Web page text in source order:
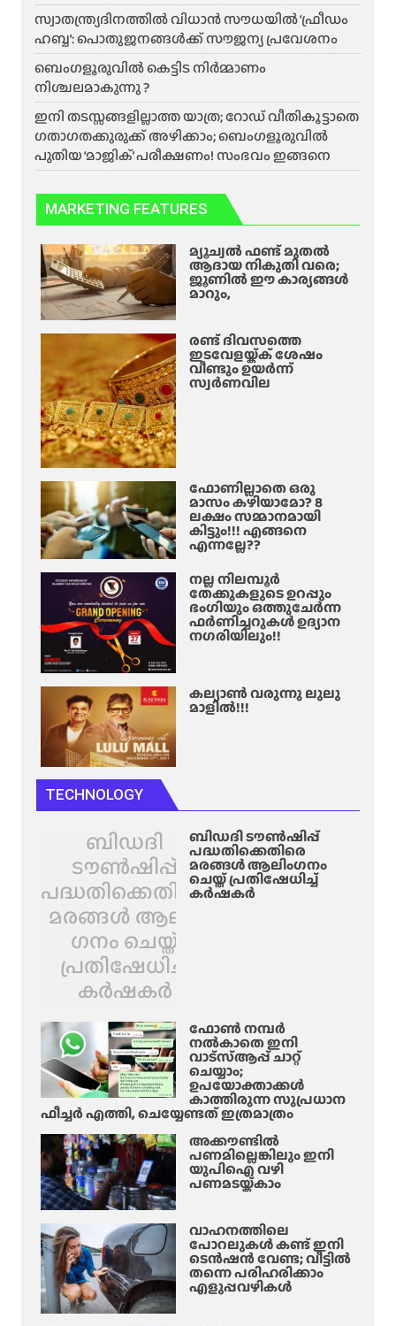
സ്വാതന്ത്ര്യദിനത്തിൽ വിധാൻ സൗധയിൽ ‘ഫ്രീഡം
ഹബ്ബ’: പൊതുജനങ്ങൾക്ക് സൗജന്യ പ്രവേശനം
ബെംഗളൂരുവിൽ കെട്ടിട നിർമ്മാണം
നിശ്ചലമാകുന്നു ?
ഇനി തടസ്സങ്ങളില്ലാത്ത യാത്ര; റോഡ് വീതികൂട്ടാതെ
ഗതാഗതക്കുരുക്ക് അഴിക്കാം; ബെംഗളൂരുവിൽ
പുതിയ ‘മാജിക്’ പരീക്ഷണം! സംഭവം ഇങ്ങനെ
MARKETING FEATURES
മ്യൂച്വൽ ഫണ്ട് മുതൽ
ആദായ നികുതി വരെ;
ജൂണിൽ ഈ കാര്യങ്ങൾ
മാറും,
രണ്ട് ദിവസത്തെ
ഇടവേളയ്ക്ക് ശേഷം
വീണ്ടും ഉയർന്ന്
സ്വർണവില
ഫോണില്ലാതെ ഒരു
മാസം കഴിയാമോ? 8
ലക്ഷം സമ്മാനമായി
കിട്ടും!!! എങ്ങനെ
എന്നല്ലേ??
നല്ല നിലമ്പൂർ
തേക്കുകളുടെ ഉറപ്പും
ഭംഗിയും ഒത്തുചേർന്ന
ഫർണിച്ചറുകൾ ഉദ്യാന
നഗരിയിലും!!
കല്യാൺ വരുന്നു ലുലു
മാളിൽ!!!
TECHNOLOGY
ബിഡദി
ടൗൺഷിപ്പ്
പദ്ധതിക്കെതിരെ
മരങ്ങൾ ആലിം​
ഗനം ചെയ്ത്
പ്രതിഷേധിച്ച്
കർഷകർ
ബിഡദി ടൗൺഷിപ്പ്
പദ്ധതിക്കെതിരെ
മരങ്ങൾ ആലിം​ഗനം
ചെയ്ത് പ്രതിഷേധിച്ച്
കർഷകർ
ഫോൺ നമ്പർ
നൽകാതെ ഇനി
വാട്‌സ്ആപ്പ് ചാറ്റ്
ചെയ്യാം;
ഉപയോക്താക്കൾ
കാത്തിരുന്ന സുപ്രധാന
ഫീച്ചർ എത്തി, ചെയ്യേണ്ടത് ഇത്രമാത്രം
അക്കൗണ്ടിൽ
പണമില്ലെങ്കിലും ഇനി
യുപിഐ വഴി
പണമടയ്ക്കാം
വാഹനത്തിലെ
പോറലുകൾ കണ്ട് ഇനി
ടെൻഷൻ വേണ്ട; വീട്ടിൽ
തന്നെ പരിഹരിക്കാം
എളുപ്പവഴികൾ